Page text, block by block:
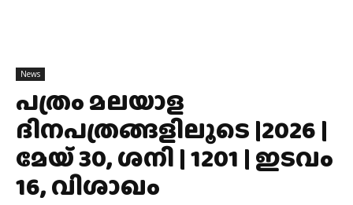
News
പത്രം മലയാള
ദിനപത്രങ്ങളിലൂടെ |2026 |
മേയ് 30, ശനി | 1201 | ഇടവം
16, വിശാഖം